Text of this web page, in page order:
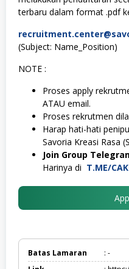
terbaru dalam format .pdf
(Subject: Name_Position)
NOTE :
Proses apply
ATAU email.
Proses rekrutmen
Harap hati-hati
Savoria Kreasi Rasa
Join Group
Harinya di T.ME/
Batas Lamaran
: -